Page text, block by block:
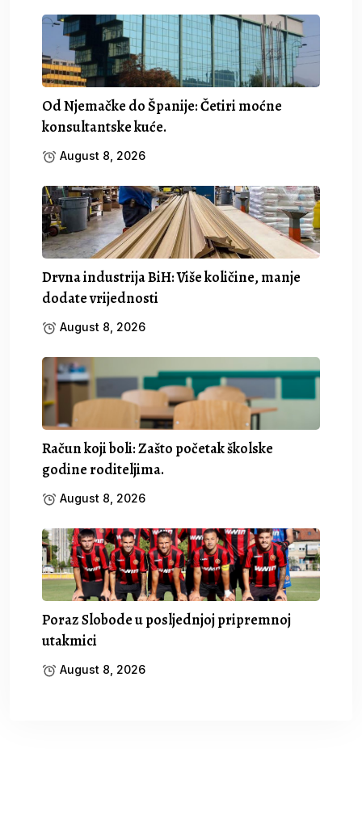
Od Njemačke do Španije: Četiri moćne
konsultantske kuće.
August 8, 2026
Drvna industrija BiH: Više količine, manje
dodate vrijednosti
August 8, 2026
Račun koji boli: Zašto početak školske
godine roditeljima.
August 8, 2026
Poraz Slobode u posljednjoj pripremnoj
utakmici
August 8, 2026